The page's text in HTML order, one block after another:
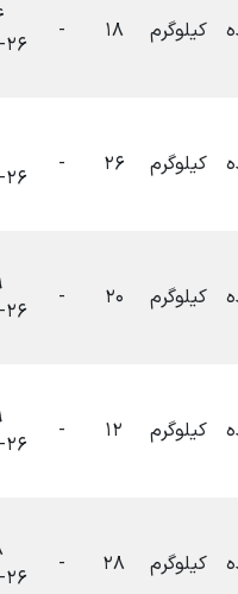
۰۹:۴۴
۱۴۰۴-۰۶-۲۶
تومان
۰۹:۴۰
۱۴۰۴-۰۶-۲۶
تومان
۰۹:۳۹
۱۴۰۴-۰۶-۲۶
تومان
۰۹:۳۹
۱۴۰۴-۰۶-۲۶
تومان
۰۹:۳۸
۱۴۰۴-۰۶-۲۶
تومان